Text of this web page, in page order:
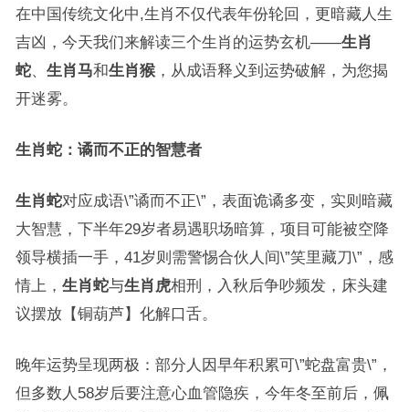
在中国传统文化中,生肖不仅代表年份轮回，更暗藏人生
吉凶，今天我们来解读三个生肖的运势玄机——生肖
蛇、 生肖马和生肖猴，从成语释义到运势破解，为您揭
开迷雾。
生肖蛇：谲而不正的智慧者
生肖蛇对应成语\”谲而不正\”，表面诡谲多变，实则暗藏
大智慧，下半年29岁者易遇职场暗算，项目可能被空降
领导横插一手，41岁则需警惕合伙人间\”笑里藏刀\”，感
情上， 生肖蛇与生肖虎相刑，入秋后争吵频发，床头建
议摆放【铜葫芦】化解口舌。
晚年运势呈现两极：部分人因早年积累可\”蛇盘富贵\”，
但多数人58岁后要注意心血管隐疾，今年冬至前后，佩